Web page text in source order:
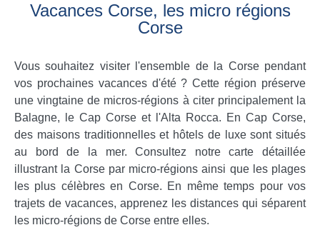
Vacances Corse, les micro régions
Corse
Vous souhaitez visiter l'ensemble de la Corse pendant
vos prochaines vacances d'été ? Cette région préserve
une vingtaine de micros-régions à citer principalement la
Balagne, le Cap Corse et l'Alta Rocca. En Cap Corse,
des maisons traditionnelles et hôtels de luxe sont situés
au bord de la mer. Consultez notre carte détaillée
illustrant la Corse par micro-régions ainsi que les plages
les plus célèbres en Corse. En même temps pour vos
trajets de vacances, apprenez les distances qui séparent
les micro-régions de Corse entre elles.